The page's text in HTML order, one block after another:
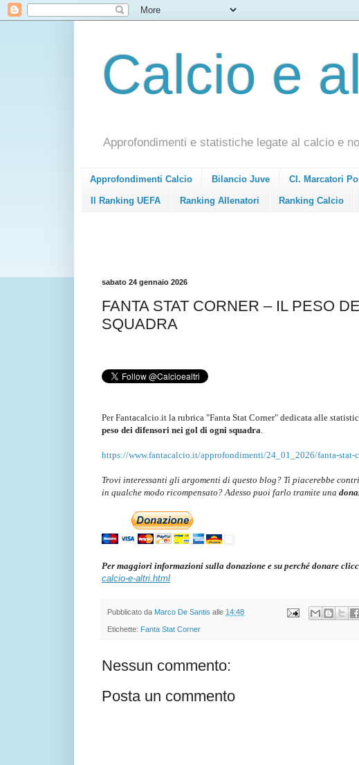
Calcio e
Approfondimenti e statistiche legate al calcio e
Approfondimenti Calcio Bilancio Juve Cl. Marcatori
Il Ranking UEFA Ranking Allenatori Ranking Calcio
sabato 24 gennaio 2026
FANTA STAT CORNER – IL PESO
SQUADRA
Per Fantacalcio.it la rubrica "Fanta Stat Corner" dedicata alle
peso dei difensori nei gol di ogni squadra.
https://www.fantacalcio.it/approfondimenti/24_01_2026/fanta-
Trovi interessanti gli argomenti di questo blog? Ti piacerebbe
in qualche modo ricompensato? Adesso puoi farlo tramite una
Per maggiori informazioni sulla donazione e su perché donare
calcio-e-altri.html
Pubblicato da Marco De Santis alle 14:48
Etichette: Fanta Stat Corner
Nessun commento:
Posta un commento